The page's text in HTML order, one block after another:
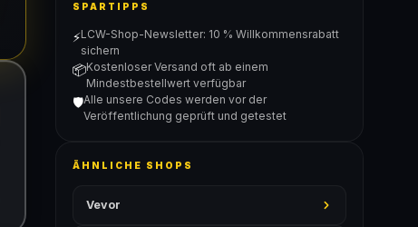
SPARTIPPS
⚡LCW-Shop-Newsletter: 10 % Willkommensrabatt
sichern
📦Kostenloser Versand oft ab einem
Mindestbestellwert verfügbar
🛡️Alle unsere Codes werden vor der
Veröffentlichung geprüft und getestet
ÄHNLICHE SHOPS
Vevor